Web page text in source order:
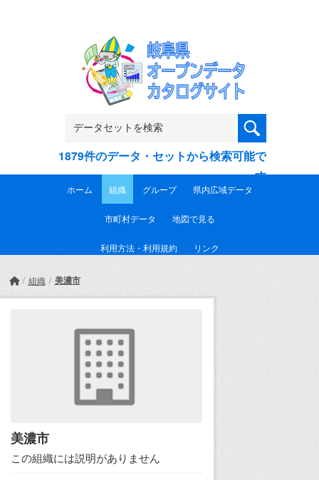
1879件のデータ・セットから検索可能で
す
ホーム 組織 グループ 県内広域データ
市町村データ 地図で見る
利用方法・利用規約 リンク
組織 美濃市
美濃市
この組織には説明がありません